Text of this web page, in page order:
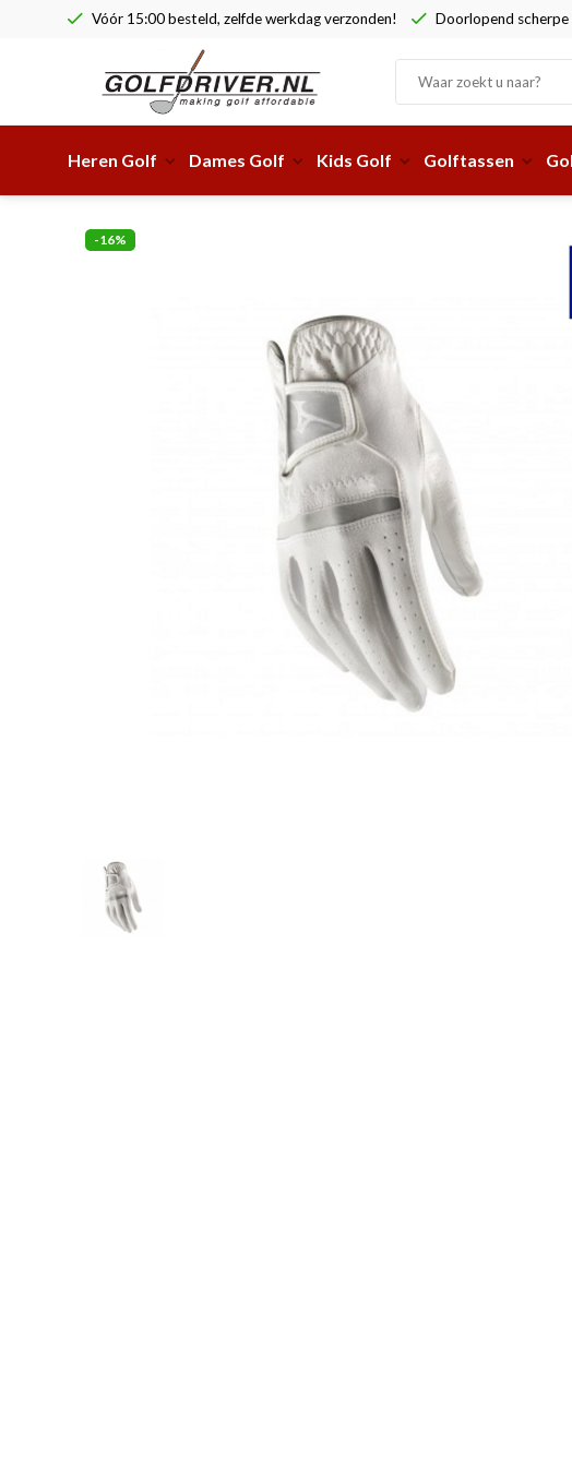
Vóór 15:00 besteld, zelfde werkdag verzonden! Doorlopend scherpe
Heren Golf Dames Golf Kids Golf Golftassen
-16%